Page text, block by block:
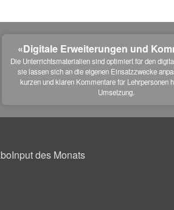
«Digitale Erweiterungen und
Die Unterrichtsmaterialien sind optimiert für den
sie lassen sich an die eigenen Einsatzzwecke
kurzen und klaren Kommentare für Lehrpersonen
Umsetzung.
Input des Monats